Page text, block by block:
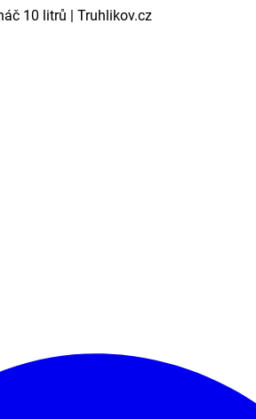
10 litrů | Truhlikov.cz